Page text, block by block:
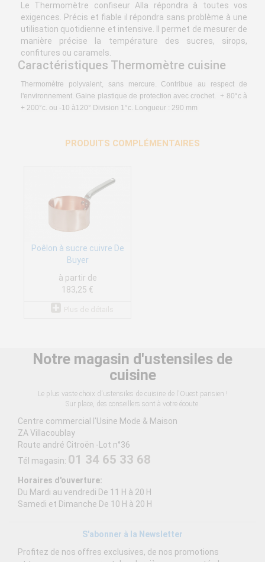
Le Thermomètre confiseur Alla répondra à toutes vos
exigences. Précis et fiable il répondra sans problème à une
utilisation quotidienne et intensive. Il permet de mesurer de
manière précise la température des sucres, sirops,
confitures ou caramels.
Caractéristiques Thermomètre cuisine
Thermomètre polyvalent, sans mercure. Contribue au respect de
l'environnement. Gaine plastique de protection avec crochet. + 80°c à
+ 200°c. ou -10 à120° Division 1°c. Longueur : 290 mm
PRODUITS COMPLÉMENTAIRES
Poêlon à sucre cuivre De
Buyer
à partir de
183,25 €
Notre magasin d'ustensiles de
cuisine
Le plus vaste choix d'ustensiles de cuisine de l'Ouest parisien !
Sur place, des conseillers sont à votre écoute.
Centre commercial l'Usine Mode & Maison
ZA Villacoublay
Route andré Citroën -Lot n°36
Tél magasin: 01 34 65 33 68
Horaires d'ouverture:
Du Mardi au vendredi De 11 H à 20 H
Samedi et Dimanche De 10 H à 20 H
S'abonner à la Newsletter
Profitez de nos offres exclusives, de nos promotions